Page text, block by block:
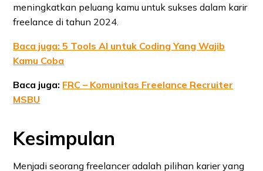
meningkatkan peluang kamu untuk sukses dalam karir
freelance di tahun 2024.
Baca juga: 5 Tools AI untuk Coding Yang Wajib
Kamu Coba
Baca juga: FRC – Komunitas Freelance Recruiter
MSBU
Kesimpulan
Menjadi seorang freelancer adalah pilihan karier yang